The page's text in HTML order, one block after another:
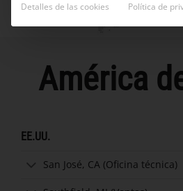
América
EE.UU.
San José, CA (Oficina técnica)
Detalles de las cookies Política de